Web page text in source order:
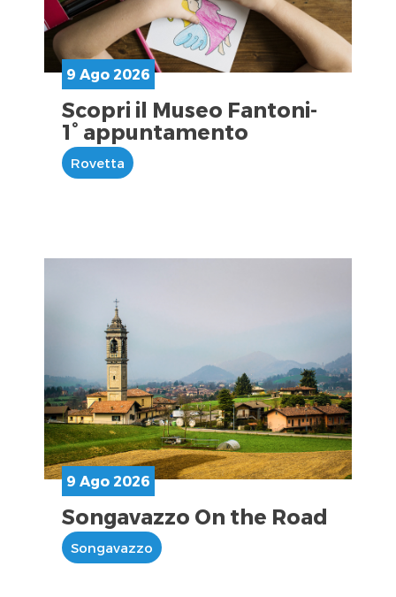
9 Ago 2026
Scopri il Museo Fantoni-
1° appuntamento
Rovetta
9 Ago 2026
Songavazzo On the Road
Songavazzo